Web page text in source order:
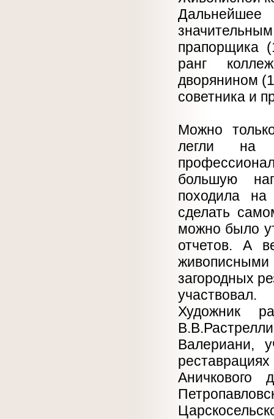
прапорщика
ранг
дворянином
советника и
Можно
легли на
большую
походила на
сделать
можно было
отчетов. А
загородных
участвовал.
Художник
Валериани,
Аничкового